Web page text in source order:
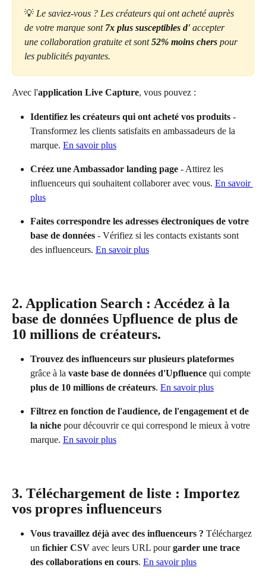
💡 Le saviez-vous ? Les créateurs qui ont acheté auprès
de votre marque sont 7x plus susceptibles d' accepter
une collaboration gratuite et sont 52% moins chers pour
les publicités payantes.
Avec l'application Live Capture, vous pouvez :
Identifiez les créateurs qui ont acheté vos produits -
Transformez les clients satisfaits en ambassadeurs de la
marque. En savoir plus
Créez une Ambassador landing page - Attirez les
influenceurs qui souhaitent collaborer avec vous. En savoir
plus
Faites correspondre les adresses électroniques de votre
base de données - Vérifiez si les contacts existants sont
des influenceurs. En savoir plus
2. Application Search : Accédez à la
base de données Upfluence de plus de
10 millions de créateurs.
Trouvez des influenceurs sur plusieurs plateformes
grâce à la vaste base de données d'Upfluence qui compte
plus de 10 millions de créateurs. En savoir plus
Filtrez en fonction de l'audience, de l'engagement et de
la niche pour découvrir ce qui correspond le mieux à votre
marque. En savoir plus
3. Téléchargement de liste : Importez
vos propres influenceurs
Vous travaillez déjà avec des influenceurs ? Téléchargez
un fichier CSV avec leurs URL pour garder une trace
des collaborations en cours. En savoir plus